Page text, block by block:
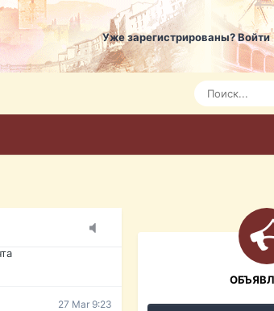
Уже зарегистрированы? Войти
Today 3:21
гражданина
на жительство,
27 Mar 9:23